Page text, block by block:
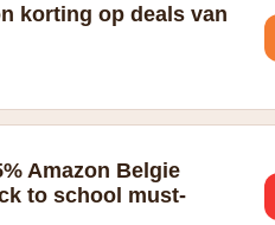
korting op deals van
Amazon Belgie
to school must-